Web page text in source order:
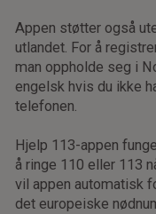
Appen støtter også
utlandet. For å
man oppholde seg i
engelsk hvis du ikke
telefonen.
Hjelp 113-appen
å ringe 110 eller 113
vil appen automatisk
det europeiske